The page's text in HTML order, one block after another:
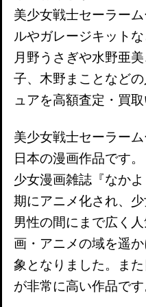
美少女戦士セーラー
ルやガレージキットな
月野うさぎや水野亜
子、木野まことなど
ュアを高額査定・買取
美少女戦士セーラー
日本の漫画作品です。
少女漫画雑誌『なか
期にアニメ化され、少
男性の間にまで広く
画・アニメの域を遥
象となりました。ま
が非常に高い作品です